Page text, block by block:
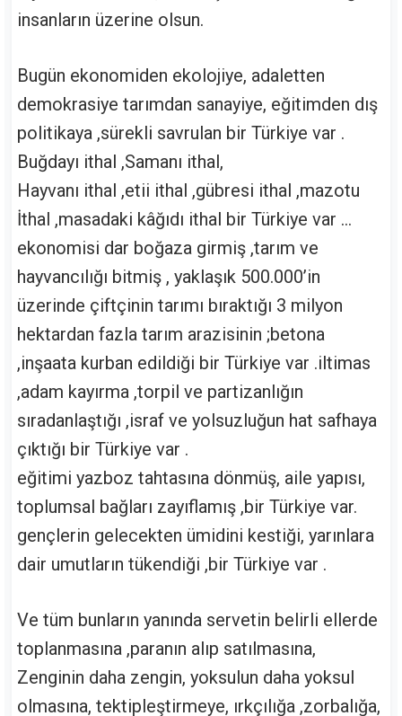
insanların üzerine olsun.
Bugün ekonomiden ekolojiye, adaletten
demokrasiye tarımdan sanayiye, eğitimden dış
politikaya ,sürekli savrulan bir Türkiye var .
Buğdayı ithal ,Samanı ithal,
Hayvanı ithal ,etii ithal ,gübresi ithal ,mazotu
İthal ,masadaki kâğıdı ithal bir Türkiye var …
ekonomisi dar boğaza girmiş ,tarım ve
hayvancılığı bitmiş , yaklaşık 500.000’in
üzerinde çiftçinin tarımı bıraktığı 3 milyon
hektardan fazla tarım arazisinin ;betona
,inşaata kurban edildiği bir Türkiye var .iltimas
,adam kayırma ,torpil ve partizanlığın
sıradanlaştığı ,israf ve yolsuzluğun hat safhaya
çıktığı bir Türkiye var .
eğitimi yazboz tahtasına dönmüş, aile yapısı,
toplumsal bağları zayıflamış ,bir Türkiye var.
gençlerin gelecekten ümidini kestiği, yarınlara
dair umutların tükendiği ,bir Türkiye var .
Ve tüm bunların yanında servetin belirli ellerde
toplanmasına ,paranın alıp satılmasına,
Zenginin daha zengin, yoksulun daha yoksul
olmasına, tektipleştirmeye, ırkçılığa ,zorbalığa,